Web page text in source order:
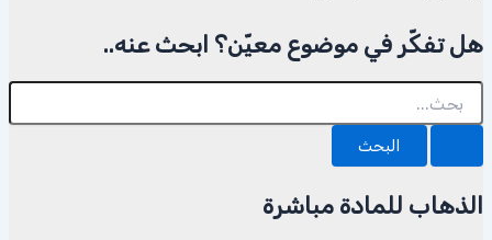
هل تفكّر في موضوع معيّن؟ ابحث عنه..
البحث
عن:
الذهاب للمادة مباشرة